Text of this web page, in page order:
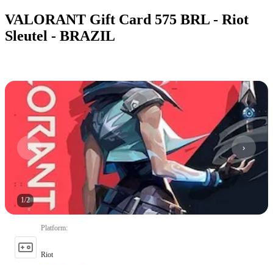
VALORANT Gift Card 575 BRL - Riot
Sleutel - BRAZIL
1/2
Platform:
Riot